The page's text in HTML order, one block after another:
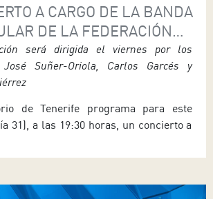
A CARGO DE LA BANDA
DE LA FEDERACIÓN
TINERFEÑA
será dirigida el viernes por los
José Suñer-Oriola, Carlos Garcés y
de Tenerife programa para este
31), a las 19:30 horas, un concierto a
Bandas de Música, que contará con
maestros que han participado